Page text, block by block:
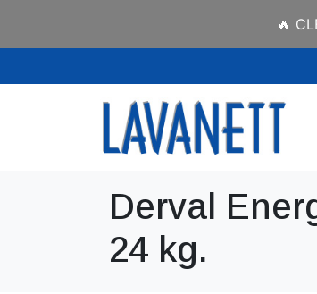
🔥
Derval
24 kg.